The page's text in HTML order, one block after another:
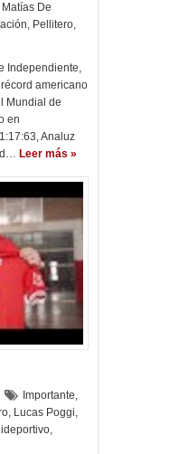
Matías De
, Pellitero,
Independiente,
americano
Mundial de
en
Analuz
Leer más »
Importante,
, Lucas Poggi,
,